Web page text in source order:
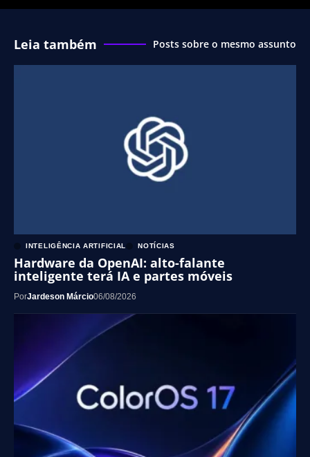
Leia também Posts sobre o mesmo assunto
INTELIGÊNCIA ARTIFICIAL NOTÍCIAS
Hardware da OpenAI: alto-falante
inteligente terá IA e partes móveis
PorJardeson Márcio06/08/2026